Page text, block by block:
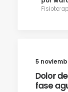
5
Dolor
fase